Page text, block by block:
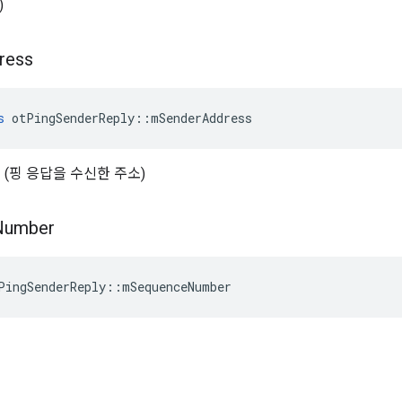
otPingSenderReply ::mSenderAddress
핑 응답을 수신한 주소)
::mSequenceNumber